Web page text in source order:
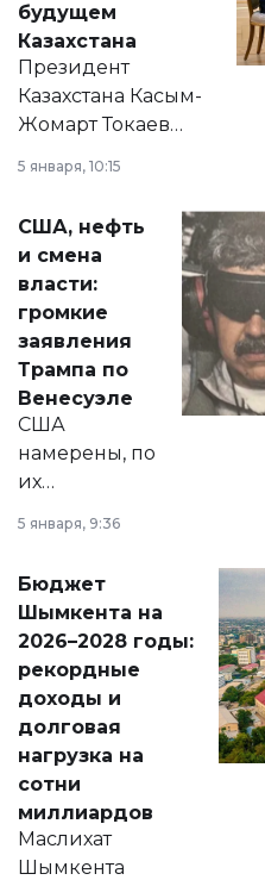
будущем
Казахстана
Президент
Казахстана Касым-
Жомарт Токаев
сразу несколько
актуальных тем —
от слухов о
политических
реформах до
вопросов армии,
экономики и
личного здоровья.
5 января, 10:15
США, нефть
и смена
власти:
громкие
заявления
Трампа по
Венесуэле
США
намерены, по
их
принести
народу
Венесуэлы.
5 января, 9:36
Бюджет
Шымкента на
2026–2028 годы:
рекордные
доходы и
долговая
нагрузка на
сотни
миллиардов
Маслихат
Шымкента